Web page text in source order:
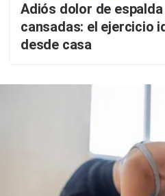
Adiós dolor de
cansadas: el ejercicio
desde casa